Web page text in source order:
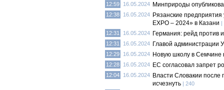
12:59 16.05.2024 Минприроды
12:38 16.05.2024 Рязанские
EXPO – 2024» в Казани |
12:31
16.05.2024 Германия: рейд против
12:31 16.05.2024 Главой администрации
12:29 16.05.2024 Новую школу в Семчине
12:28 16.05.2024 ЕС согласовал запрет
12:04 16.05.2024 Власти Словакии
исчезнуть | 240